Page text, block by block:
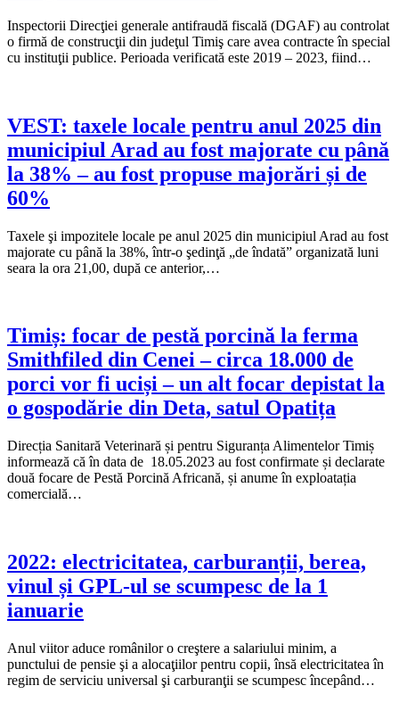
Inspectorii Direcţiei generale antifraudă fiscală (DGAF) au controlat
o firmă de construcţii din judeţul Timiş care avea contracte în special
cu instituţii publice. Perioada verificată este 2019 – 2023, fiind…
VEST: taxele locale pentru anul 2025 din
municipiul Arad au fost majorate cu până
la 38% – au fost propuse majorări și de
60%
Taxele şi impozitele locale pe anul 2025 din municipiul Arad au fost
majorate cu până la 38%, într-o şedinţă „de îndată” organizată luni
seara la ora 21,00, după ce anterior,…
Timiș: focar de pestă porcină la ferma
Smithfiled din Cenei – circa 18.000 de
porci vor fi uciși – un alt focar depistat la
o gospodărie din Deta, satul Opatița
Direcția Sanitară Veterinară și pentru Siguranța Alimentelor Timiș
informează că în data de 18.05.2023 au fost confirmate și declarate
două focare de Pestă Porcină Africană, și anume în exploatația
comercială…
2022: electricitatea, carburanții, berea,
vinul și GPL-ul se scumpesc de la 1
ianuarie
Anul viitor aduce românilor o creştere a salariului minim, a
punctului de pensie şi a alocaţiilor pentru copii, însă electricitatea în
regim de serviciu universal şi carburanţii se scumpesc începând…